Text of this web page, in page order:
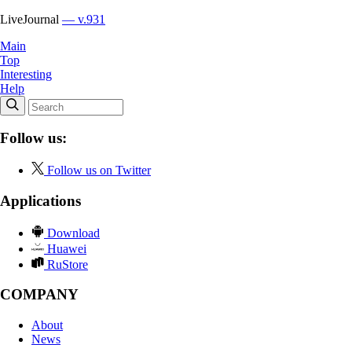
LiveJournal — v.931
Main
Top
Interesting
Help
Follow us:
Follow us on Twitter
Applications
Download
Huawei
RuStore
COMPANY
About
News